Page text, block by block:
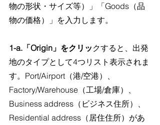
物の形状・サイズ等）」「Goods（品
物の価格）」を入力します。
1-a.「Origin」をクリッ クすると、出発
地のタイプとして4つリスト表示されま
す。Port/Airport（港/空港）、
Factory/Warehouse（工場/倉庫）、
Business address（ビジネス住所）、
Residential address（居住住所）があ